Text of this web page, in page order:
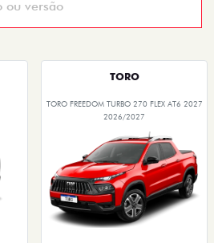
TORO
TORO FREEDOM TURBO 270 FLEX AT6 2027
2026/2027